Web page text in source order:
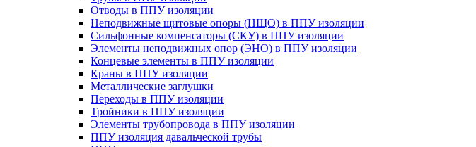
Отводы в ППУ изоляции
Неподвижные щитовые опоры (НЩО) в ППУ изоляции
Cильфонные компенсаторы (СКУ) в ППУ изоляции
Элементы неподвижных опор (ЭНО) в ППУ изоляции
Концевые элементы в ППУ изоляции
Краны в ППУ изоляции
Металлические заглушки
Переходы в ППУ изоляции
Тройники в ППУ изоляции
Элементы трубопровода в ППУ изоляции
ППУ изоляция давальческой трубы